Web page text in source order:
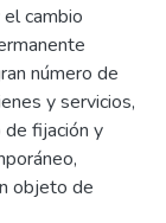
cambio
número de
y servicios,
de fijación y
objeto de